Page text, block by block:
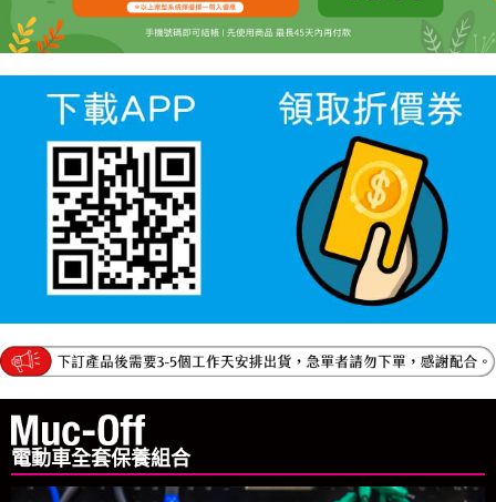
電動車全套保養組合